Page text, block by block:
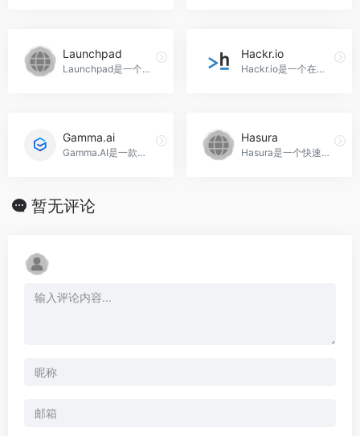
Launchpad
Launchpad是一个软件协作平台，提供了错误跟踪、代码托管、代码审查、Ubuntu软件包构建和托管、翻译、邮件列表、问题跟踪和FAQ、规范跟踪等功能，适用于软件开发团队和Ubuntu社区，Launchpad官网入口网址
Hackr.io
Hackr.io是一个在线编程课程和教程推荐平台，为编程社区提供了最佳的在线课程和教程选择，Hackr.io官网入口网址
Gamma.ai
Gamma.AI是一款基于人工智能技术的云数据丢失防护解决方案，通过持续监控员工行为，帮助组织提高安全意识和防范数据泄露风险，Gamma.ai官网入口网址
Hasura
Hasura是一个快速构建和交付API的平台，可以帮助企业解决数据后端构建的瓶颈问题，加快新应用的开发速度，实现现代化转型，Hasura官网入口网址
暂无评论